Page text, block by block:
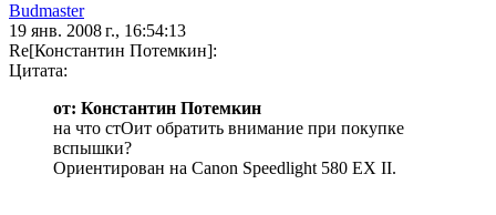
Budmaster
19 янв. 2008 г., 16:54:13
Re[Константин Потемкин]:
Цитата:
от: Константин Потемкин
на что стОит обратить внимание при покупке
вспышки?
Ориентирован на Сanon Speedlight 580 EX II.